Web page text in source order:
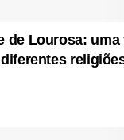
de Lourosa: uma